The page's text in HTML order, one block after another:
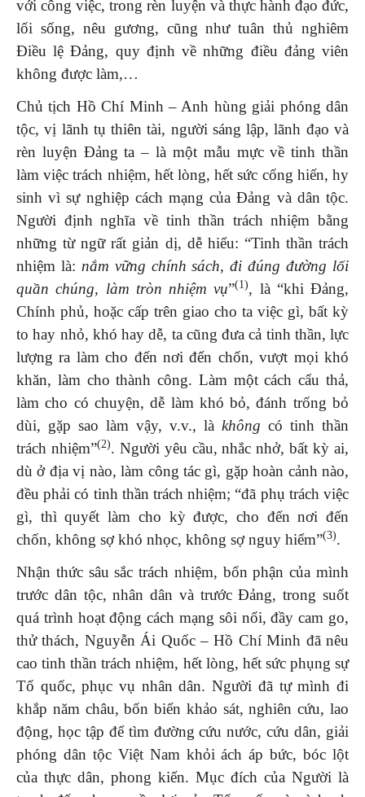
với công việc, trong rèn luyện và thực hành đạo đức,
lối sống, nêu gương, cũng như tuân thủ nghiêm
Điều lệ Đảng, quy định về những điều đảng viên
không được làm,…
Chủ tịch Hồ Chí Minh – Anh hùng giải phóng dân
tộc, vị lãnh tụ thiên tài, người sáng lập, lãnh đạo và
rèn luyện Đảng ta – là một mẫu mực về tinh thần
làm việc trách nhiệm, hết lòng, hết sức cống hiến, hy
sinh vì sự nghiệp cách mạng của Đảng và dân tộc.
Người định nghĩa về tinh thần trách nhiệm bằng
những từ ngữ rất giản dị, dễ hiểu: “Tinh thần trách
nhiệm là: nắm vững chính sách, đi đúng đường lối
quần chúng, làm tròn nhiệm vụ”(1), là “khi Đảng,
Chính phủ, hoặc cấp trên giao cho ta việc gì, bất kỳ
to hay nhỏ, khó hay dễ, ta cũng đưa cả tinh thần, lực
lượng ra làm cho đến nơi đến chốn, vượt mọi khó
khăn, làm cho thành công. Làm một cách cẩu thả,
làm cho có chuyện, dễ làm khó bỏ, đánh trống bỏ
dùi, gặp sao làm vậy, v.v., là không có tinh thần
trách nhiệm”(2). Người yêu cầu, nhắc nhở, bất kỳ ai,
dù ở địa vị nào, làm công tác gì, gặp hoàn cảnh nào,
đều phải có tinh thần trách nhiệm; “đã phụ trách việc
gì, thì quyết làm cho kỳ được, cho đến nơi đến
chốn, không sợ khó nhọc, không sợ nguy hiểm”(3).
Nhận thức sâu sắc trách nhiệm, bổn phận của mình
trước dân tộc, nhân dân và trước Đảng, trong suốt
quá trình hoạt động cách mạng sôi nổi, đầy cam go,
thử thách, Nguyễn Ái Quốc – Hồ Chí Minh đã nêu
cao tinh thần trách nhiệm, hết lòng, hết sức phụng sự
Tổ quốc, phục vụ nhân dân. Người đã tự mình đi
khắp năm châu, bốn biển khảo sát, nghiên cứu, lao
động, học tập để tìm đường cứu nước, cứu dân, giải
phóng dân tộc Việt Nam khỏi ách áp bức, bóc lột
của thực dân, phong kiến. Mục đích của Người là